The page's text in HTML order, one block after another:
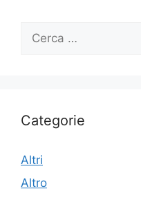
per:
Categorie
Altri
Altro